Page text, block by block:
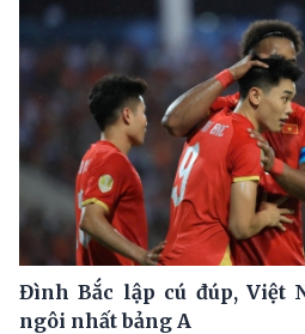
Đình Bắc lập cú đúp, Việt
ngôi nhất bảng A